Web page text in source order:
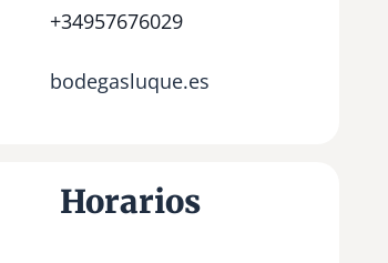
+34957676029
bodegasluque.es
Horarios